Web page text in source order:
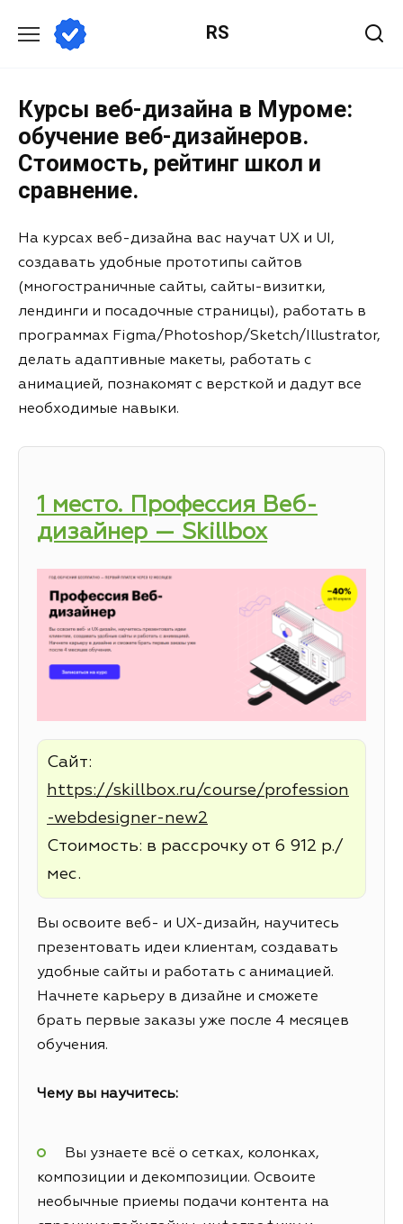
RS
Курсы веб-дизайна в Муроме:
обучение веб-дизайнеров.
Стоимость, рейтинг школ и
сравнение.
На курсах веб-дизайна вас научат UX и UI,
создавать удобные прототипы сайтов
(многостраничные сайты, сайты-визитки,
лендинги и посадочные страницы), работать в
программах Figma/Photoshop/Sketch/Illustrator,
делать адаптивные макеты, работать с
анимацией, познакомят с версткой и дадут все
необходимые навыки.
1 место. Профессия Веб-
дизайнер — Skillbox
Сайт:
https://skillbox.ru/course/profession
-webdesigner-new2
Стоимость: в рассрочку от 6 912 р./
мес.
Вы освоите веб- и UX-дизайн, научитесь
презентовать идеи клиентам, создавать
удобные сайты и работать с анимацией.
Начнете карьеру в дизайне и сможете
брать первые заказы уже после 4 месяцев
обучения.
Чему вы научитесь:
Вы узнаете всё о сетках, колонках,
композиции и декомпозиции. Освоите
необычные приемы подачи контента на